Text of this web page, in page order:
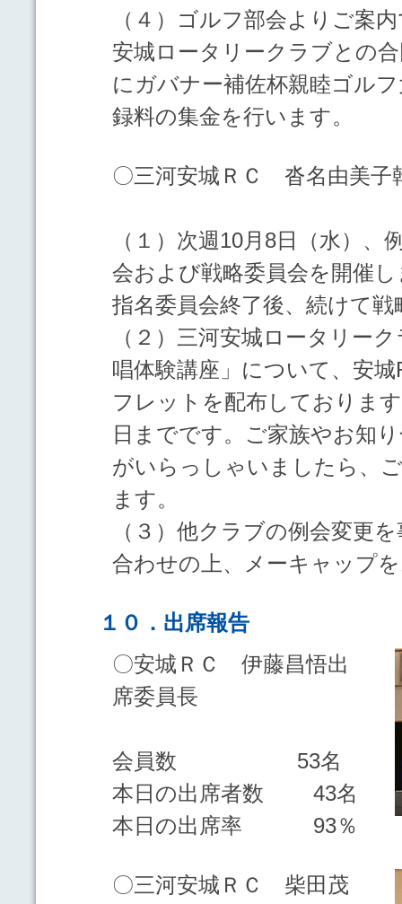
（４）ゴルフ部会よりご案
安城ロータリークラブとの
にガバナー補佐杯親睦ゴル
録料の集金を行います。
〇三河安城ＲＣ 沓名由美子
（１）次週10月8日（水）、
会および戦略委員会を開催
指名委員会終了後、続けて
（２）三河安城ロータリー
唱体験講座」について、安
フレットを配布しておりま
日までです。ご家族やお知
がいらっしゃいましたら、
ます。
（３）他クラブの例会変更
合わせの上、メーキャップ
１０．出席報告
〇安城ＲＣ 伊藤昌悟出
席委員長
会員数 53名
本日の出席者数 43名
本日の出席率 93％
〇三河安城ＲＣ 柴田茂